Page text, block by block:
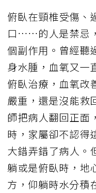
俯臥在頸椎受傷、
口……的人是禁忌
個副作用。曾經聽
身水腫，血氧又一
俯臥治療，血氧改
嚴重，還是沒能救
師把病人翻回正面
時，家屬卻不認得
大錯弄錯了病人。
躺或是俯臥時，地
方，仰躺時水分積